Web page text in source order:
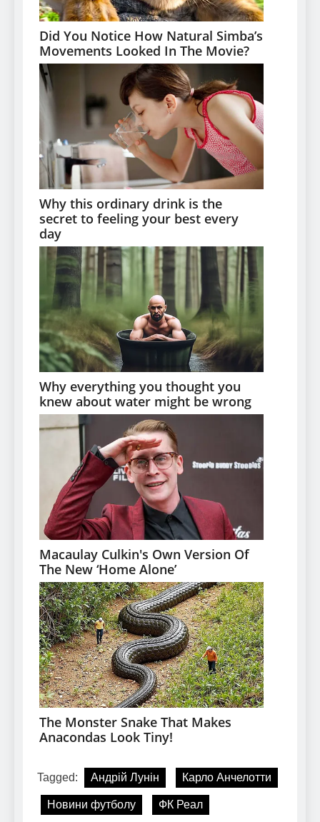
Tagged: Андрій Лунін Карло Анчелотти
Новини футболу ФК Реал